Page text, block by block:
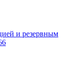
и резервным